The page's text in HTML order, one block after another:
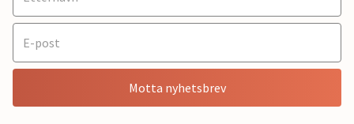
Motta nyhetsbrev